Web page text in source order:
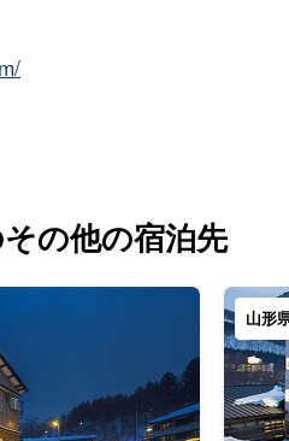
の他の宿泊先
山形